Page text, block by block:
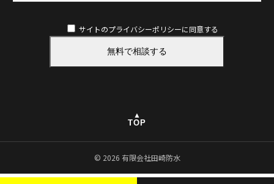
サイトのプライバシーポリシーに同意する
▲
TOP
© 2026 有限会社田崎防水